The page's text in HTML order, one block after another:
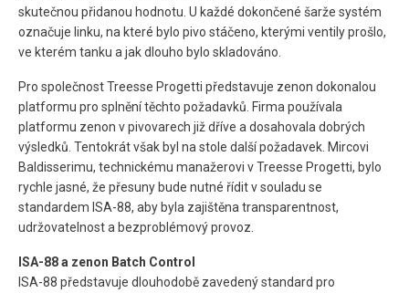
skutečnou přidanou hodnotu. U každé dokončené šarže systém
označuje linku, na které bylo pivo stáčeno, kterými ventily prošlo,
ve kterém tanku a jak dlouho bylo skladováno.
Pro společnost Treesse Progetti představuje zenon dokonalou
platformu pro splnění těchto požadavků. Firma používala
platformu zenon v pivovarech již dříve a dosahovala dobrých
výsledků. Tentokrát však byl na stole další požadavek. Mircovi
Baldisserimu, technickému manažerovi v Treesse Progetti, bylo
rychle jasné, že přesuny bude nutné řídit v souladu se
standardem ISA-88, aby byla zajištěna transparentnost,
udržovatelnost a bezproblémový provoz.
ISA-88 a zenon Batch Control
ISA-88 představuje dlouhodobě zavedený standard pro